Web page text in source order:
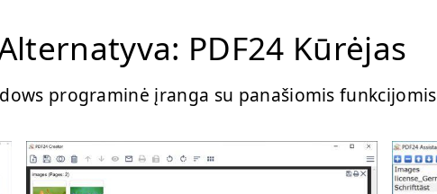
PDF24 Kūrėjas
programinė įranga su panašiomis funkcijomis